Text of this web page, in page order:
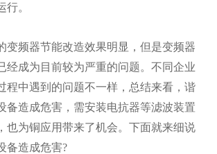
行。
频器节能改造效果明显，但是变频器
经成为目前较为严重的问题。不同企业
程中遇到的问题不一样，总结来看，谐
备造成危害，需安装电抗器等滤波装置
也为铜应用带来了机会。下面就来细说
备造成危害?